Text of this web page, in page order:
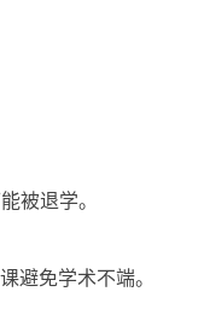
被退学。
避免学术不端。